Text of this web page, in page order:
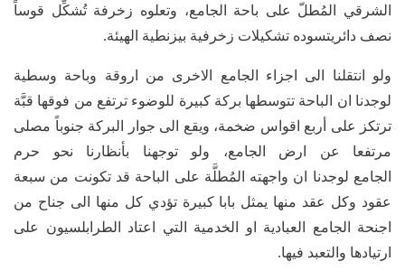
الشرقي المُطلّ على باحة الجامع، وتعلوه زخرفة تُشكِّل قوساً
نصف دائريتسوده تشكيلات زخرفية بيزنطية الهيئة.
ولو انتقلنا الى اجزاء الجامع الاخرى من اروقة وباحة وسطية
لوجدنا ان الباحة تتوسطها بركة كبيرة للوضوء ترتفع من فوقها قبَّة
ترتكز على أربع اقواس ضخمة، ويقع الى جوار البركة جنوباً مصلى
مرتفعا عن ارض الجامع، ولو توجهنا بأنظارنا نحو حرم
الجامع لوجدنا ان واجهته المُطلَّة على الباحة قد تكونت من سبعة
عقود وكل عقد منها يمثل بابا كبيرة تؤدي كل منها الى جناح من
اجنحة الجامع العبادية او الخدمية التي اعتاد الطرابلسيون على
ارتيادها والتعبد فيها.